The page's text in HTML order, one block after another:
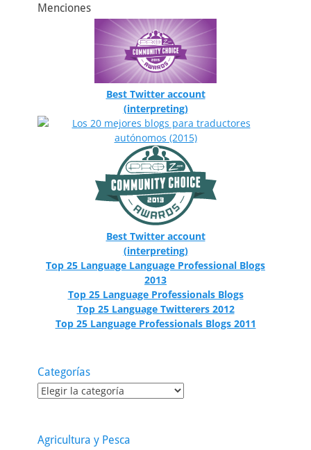
Menciones
Best Twitter account
(interpreting)
Best Twitter account
(interpreting)
Top 25 Language Language Professional Blogs
2013
Top 25 Language Professionals Blogs
Top 25 Language Twitterers 2012
Top 25 Language Professionals Blogs 2011
Categorías
Categorías
Agricultura y Pesca